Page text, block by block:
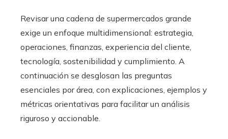
Revisar una cadena de supermercados grande
exige un enfoque multidimensional: estrategia,
operaciones, finanzas, experiencia del cliente,
tecnología, sostenibilidad y cumplimiento. A
continuación se desglosan las preguntas
esenciales por área, con explicaciones, ejemplos y
métricas orientativas para facilitar un análisis
riguroso y accionable.